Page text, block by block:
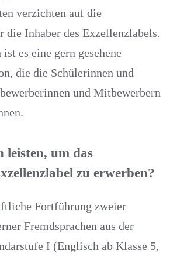
verzichten auf die
die Inhaber des Exzellenzlabels.
es eine gern gesehene
die die Schülerinnen und
und Mitbewerbern
leisten, um das
zu erwerben?
Fortführung zweier
Fremdsprachen aus der
I (Englisch ab Klasse 5,